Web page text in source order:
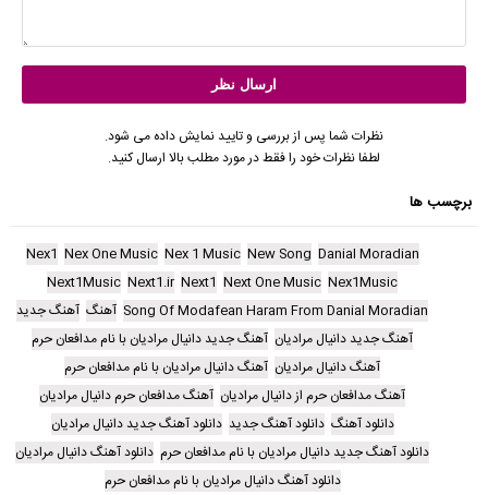
نظرات شما پس از بررسی و تایید نمایش داده می شود.
لطفا نظرات خود را فقط در مورد مطلب بالا ارسال کنید.
برچسب ها
Danial Moradian
New Song
Nex 1 Music
Nex One Music
Nex1
Nex1Music
Next One Music
Next1
Next1.ir
Next1Music
Song Of Modafean Haram From Danial Moradian آهنگ آهنگ جدید
آهنگ جدید دانیال مرادیان آهنگ جدید دانیال مرادیان با نام مدافعان حرم
آهنگ دانیال مرادیان آهنگ دانیال مرادیان با نام مدافعان حرم
آهنگ مدافعان حرم از دانیال مرادیان آهنگ مدافعان حرم دانیال مرادیان
دانلود آهنگ دانلود آهنگ جدید دانلود آهنگ جدید دانیال مرادیان
دانلود آهنگ جدید دانیال مرادیان با نام مدافعان حرم دانلود آهنگ دانیال مرادیان
دانلود آهنگ دانیال مرادیان با نام مدافعان حرم